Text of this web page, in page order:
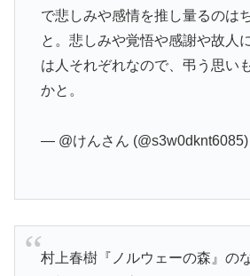
で悲しみや感情を推し量るのは
と。悲しみや覚悟や感謝や故人
は人それぞれなので、弔う思い
かと。
— @けんさん (@s3w0dknt6085)
村上春樹『ノルウェーの森』の